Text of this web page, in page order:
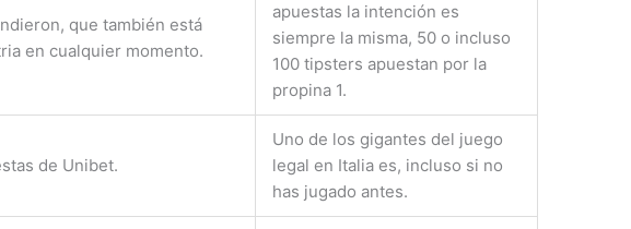
que también está
en cualquier momento.
apuestas la intención es
siempre la misma, 50 o incluso
100 tipsters apuestan por la
propina 1.
de Unibet.
Uno de los gigantes del juego
legal en Italia es, incluso si no
has jugado antes.